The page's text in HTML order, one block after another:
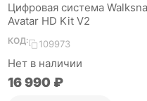
Цифровая система
Avatar HD Kit V2
КОД: 109973
Нет в наличии
16 990 ₽